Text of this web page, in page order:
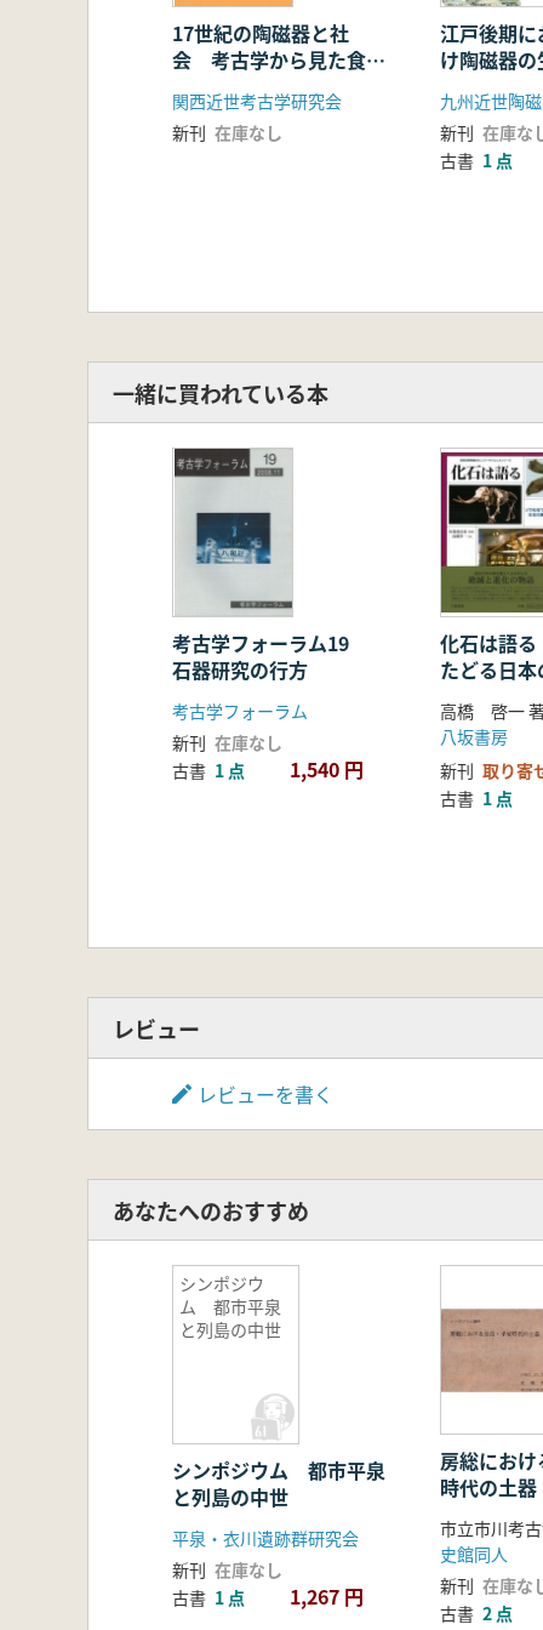
17世紀の陶磁器と社
会 考古学から見た食住
文化の変化
関西近世考古学研究会
新刊 在庫なし
江戸後期
け陶磁器
(中国・四
九州近世陶
新刊 在庫な
古書 1 点
一緒に買われている本
考古学フォーラム19
石器研究の行方
考古学フォーラム
新刊 在庫なし
古書 1 点 1,540 円
化石は語
たどる日
高橋 啓一
八坂書房
新刊 取り寄
古書 1 点
レビュー
レビューを書く
あなたへのおすすめ
シンポジウ
ム 都市平泉
と列島の中世
シンポジウム 都市平泉
と列島の中世
平泉・衣川遺跡群研究会
新刊 在庫なし
古書 1 点 1,267 円
房総にお
時代の土器
市立市川考
史館同人
新刊 在庫な
古書 2 点